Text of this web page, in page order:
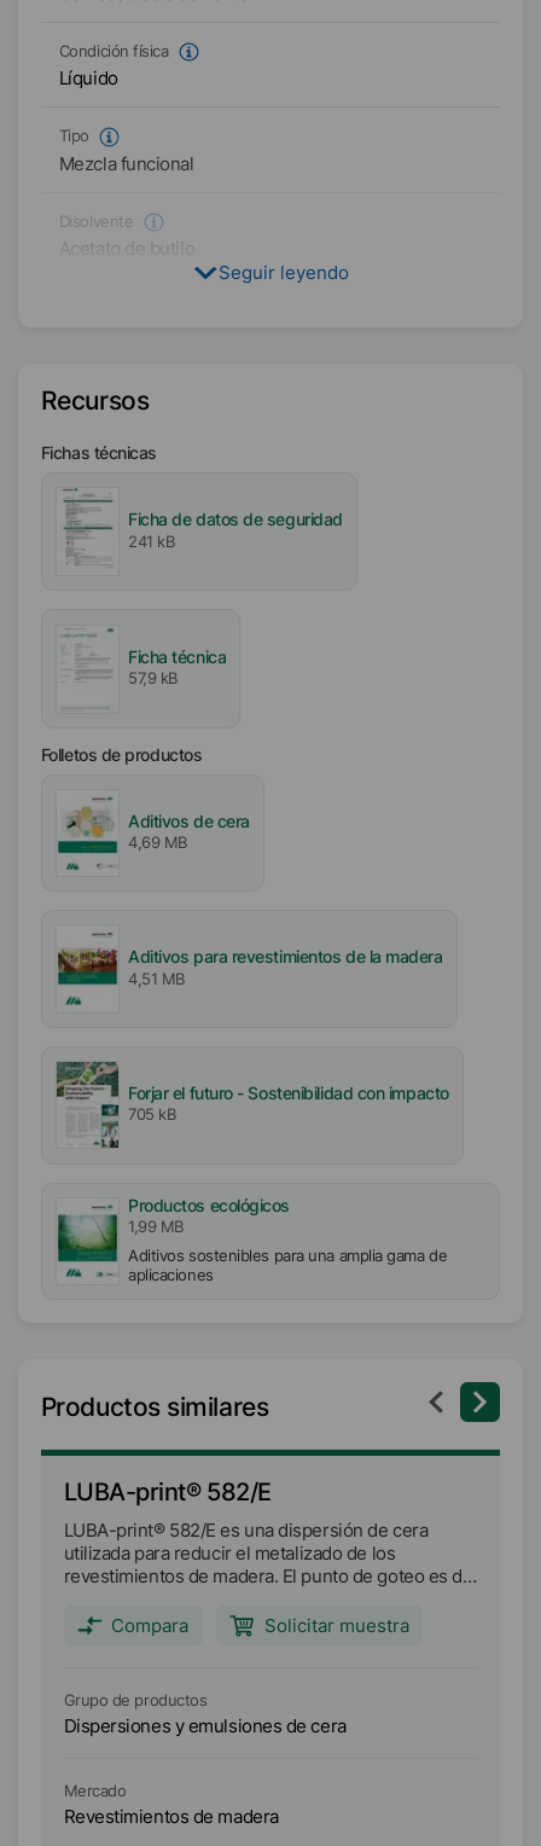
Condición física
Líquido
Tipo
Mezcla funcional
Disolvente
Acetato de butilo
Disponibilidad
Asia/Oceanía
Intervalo de fusión
113 °C
Seguir leyendo
Recursos
Fichas técnicas
Ficha de datos de seguridad
241 kB
Ficha técnica
57,9 kB
Folletos de productos
Aditivos de cera
4,69 MB
Aditivos para revestimientos de la madera
4,51 MB
Forjar el futuro - Sostenibilidad con impacto
705 kB
Productos ecológicos
1,99 MB
Aditivos sostenibles para una amplia gama de
aplicaciones
Productos similares
LUBA-print® 582/E
LUBA-print® 582/E es una dispersión de cera
utilizada para reducir el metalizado de los
revestimientos de madera. El punto de goteo es de
Compara
Solicitar muestra
Grupo de productos
Dispersiones y emulsiones de cera
Mercado
Revestimientos de madera